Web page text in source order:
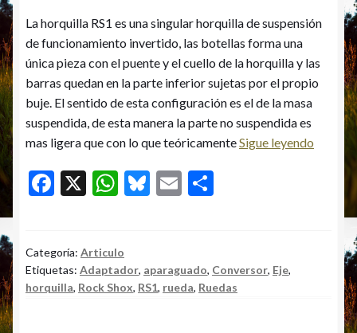
La horquilla RS1 es una singular horquilla de suspensión
de funcionamiento invertido, las botellas forma una
única pieza con el puente y el cuello de la horquilla y las
barras quedan en la parte inferior sujetas por el propio
buje. El sentido de esta configuración es el de la masa
suspendida, de esta manera la parte no suspendida es
mas ligera que con lo que teóricamenteSigue leyendo
F
b
o
X
W
s
A
Bl E
p
ar
Categoría: Articulo
Etiquetas: Adaptador, aparaguado, Conversor, Eje,
horquilla, Rock Shox, RS1, rueda, Ruedas